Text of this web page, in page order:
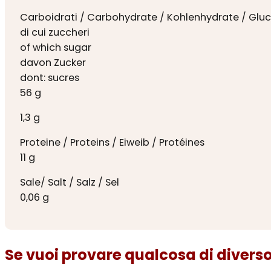
Carboidrati / Carbohydrate / Kohlenhydrate /
di cui zuccheri
of which sugar
davon Zucker
dont: sucres
56 g
1,3 g
Proteine / Proteins / Eiweib / Protéines
11 g
Sale/ Salt / Salz / Sel
0,06 g
Se vuoi provare qualcosa di